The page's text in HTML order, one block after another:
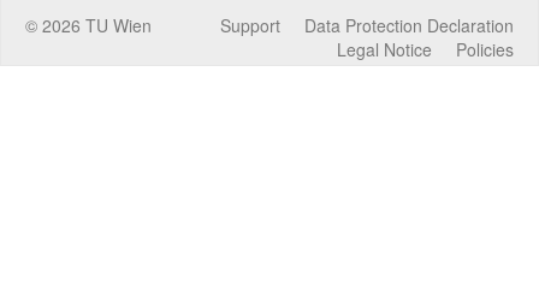
© 2026 TU Wien Data Protection Declaration
Support
Policies
Legal Notice